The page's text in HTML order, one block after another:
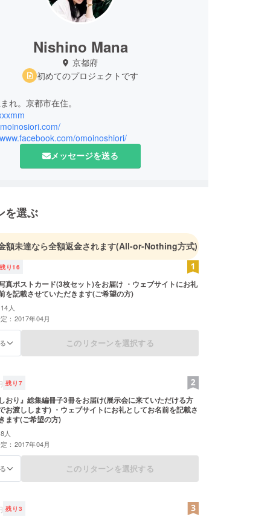
Nishino Mana
京都府
初めてのプロジェクトです
れ。京都市在住。
omoinoshiori/
メッセージを送る
を選ぶ
額未達なら全額返金されます(All-or-Nothing方式)
残り16
真ポストカード(3枚セット)をお届け ・ウェブサイトにお礼
を記載させていただきます(ご希望の方)
人
：2017年04月
このリターンを選択する
残り 7
おり』総集編冊子3冊をお届け(展示会に来ていただける方
ブサイトにお礼としてお名前を記載さ
ます(ご希望の方)
人
：2017年04月
このリターンを選択する
残り 3